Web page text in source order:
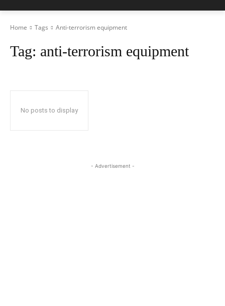
Home Tags Anti-terrorism equipment
Tag: anti-terrorism equipment
No posts to display
- Advertisement -